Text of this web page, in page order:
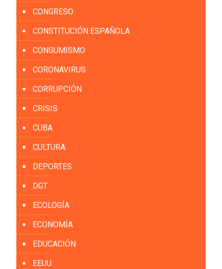
CONGRESO
CONSTITUCIÓN ESPAÑOLA
CONSUMISMO
CORONAVIRUS
CORRUPCIÓN
CRISIS
CUBA
CULTURA
DEPORTES
DGT
ECOLOGÍA
ECONOMÍA
EDUCACIÓN
EEUU